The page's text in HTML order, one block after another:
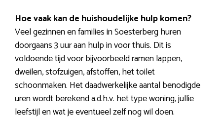
Hoe vaak kan de huishoudelijke hulp komen?
Veel gezinnen en families in Soesterberg huren
doorgaans 3 uur aan hulp in voor thuis. Dit is
voldoende tijd voor bijvoorbeeld ramen lappen,
dweilen, stofzuigen, afstoffen, het toilet
schoonmaken. Het daadwerkelijke aantal benodigde
uren wordt berekend a.d.h.v. het type woning, jullie
leefstijl en wat je eventueel zelf nog wil doen.